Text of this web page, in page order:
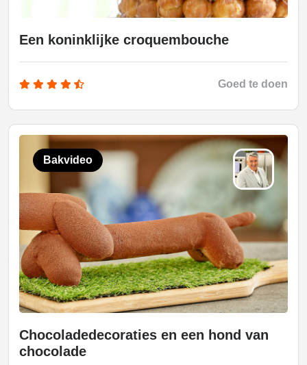
Een koninklijke croquembouche
Goed te doen
Bakvideo
Chocoladedecoraties en een hond van
chocolade